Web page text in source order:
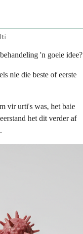
behandeling 'n goeie idee?
nie die beste of eerste
vir urti's was, het baie
het dit verder af